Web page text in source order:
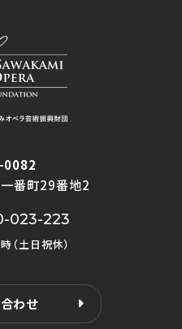
0082
番町29番地2
023-223
（土日祝休）
わせ